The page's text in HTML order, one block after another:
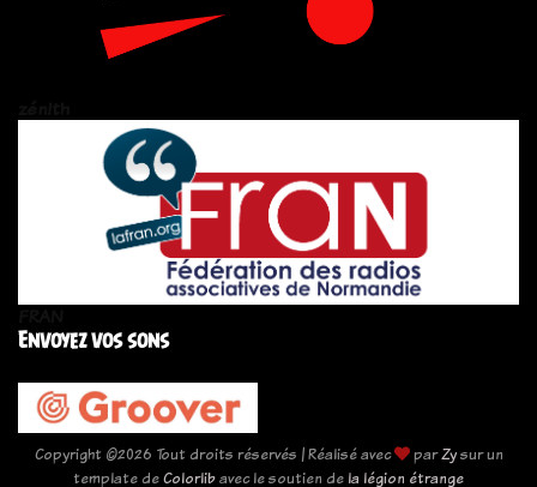
Envoyez vos sons
Copyright ©2026 Tout droits réservés | Réalisé avec parZysur un
template deColorlibavec le soutien de la légion étrange